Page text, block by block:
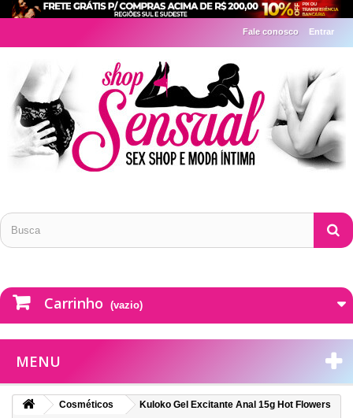
Entrar
Fale conosco
Carrinho (vazio)
MENU
Cosméticos
Kuloko Gel Excitante Anal 15g Hot Flowers